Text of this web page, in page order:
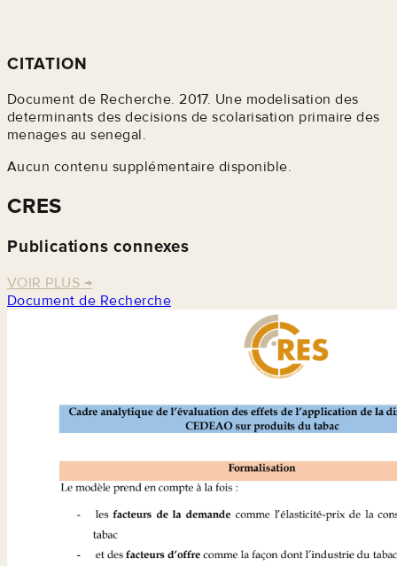
CITATION
Document de Recherche. 2017. Une modelisation des
determinants des decisions de scolarisation primaire des
menages au senegal.
Aucun contenu supplémentaire disponible.
CRES
Publications connexes
VOIR PLUS →
Document de Recherche